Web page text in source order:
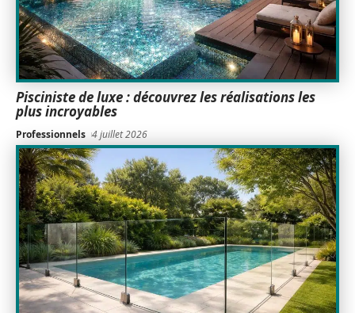
Pisciniste de luxe : découvrez les réalisations les
plus incroyables
Professionnels 4 juillet 2026